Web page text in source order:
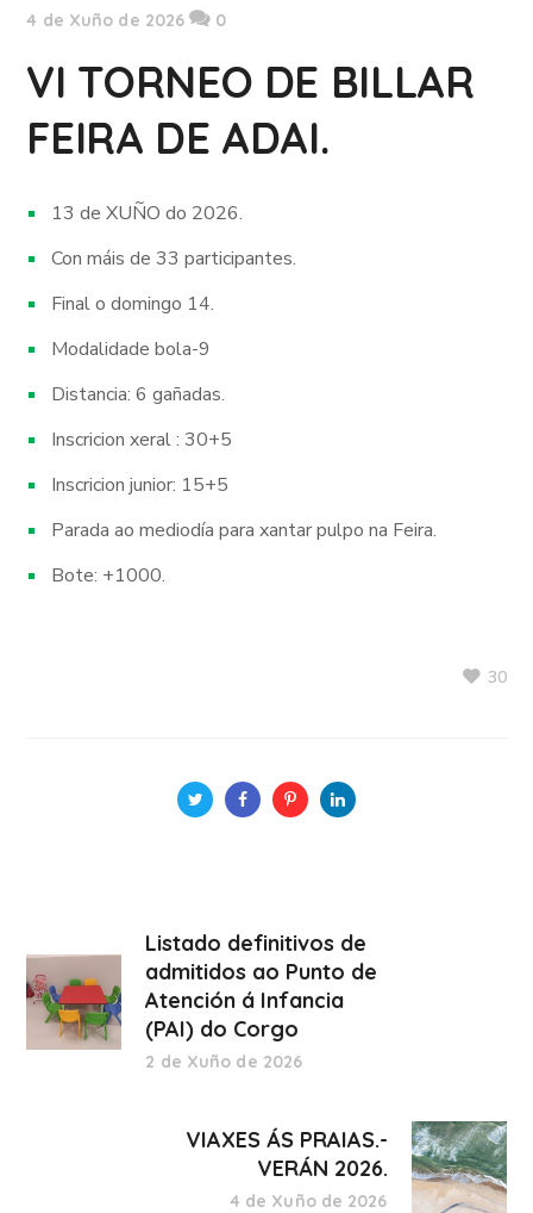
4 de Xuño de 2026 0
VI TORNEO DE BILLAR
FEIRA DE ADAI.
13 de XUÑO do 2026.
Con máis de 33 participantes.
Final o domingo 14.
Modalidade bola-9
Distancia: 6 gañadas.
Inscricion xeral : 30+5
Inscricion junior: 15+5
Parada ao mediodía para xantar pulpo na Feira.
Bote: +1000.
30
Listado definitivos de
admitidos ao Punto de
Atención á Infancia
(PAI) do Corgo
2 de Xuño de 2026
VIAXES ÁS PRAIAS.-
VERÁN 2026.
4 de Xuño de 2026